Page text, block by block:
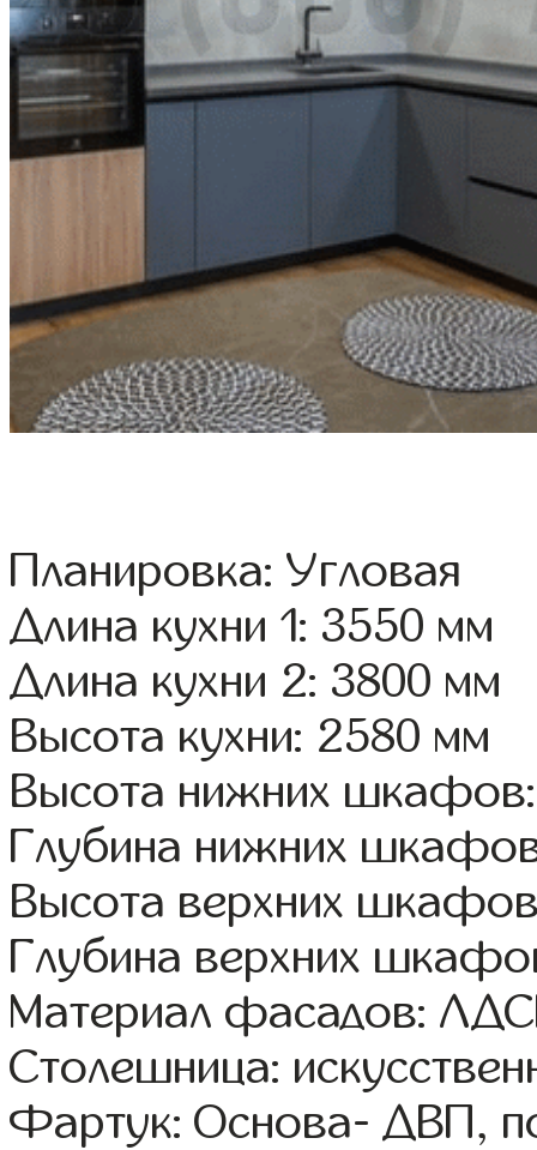
Планировка: Угловая
Длина кухни 1: 3550 мм
Длина кухни 2: 3800 мм
Высота кухни: 2580 мм
Высота нижних
Глубина нижних
Высота верхних
Глубина верхних
Материал фасадов:
Столешница:
Фартук: Основа- ДВП,